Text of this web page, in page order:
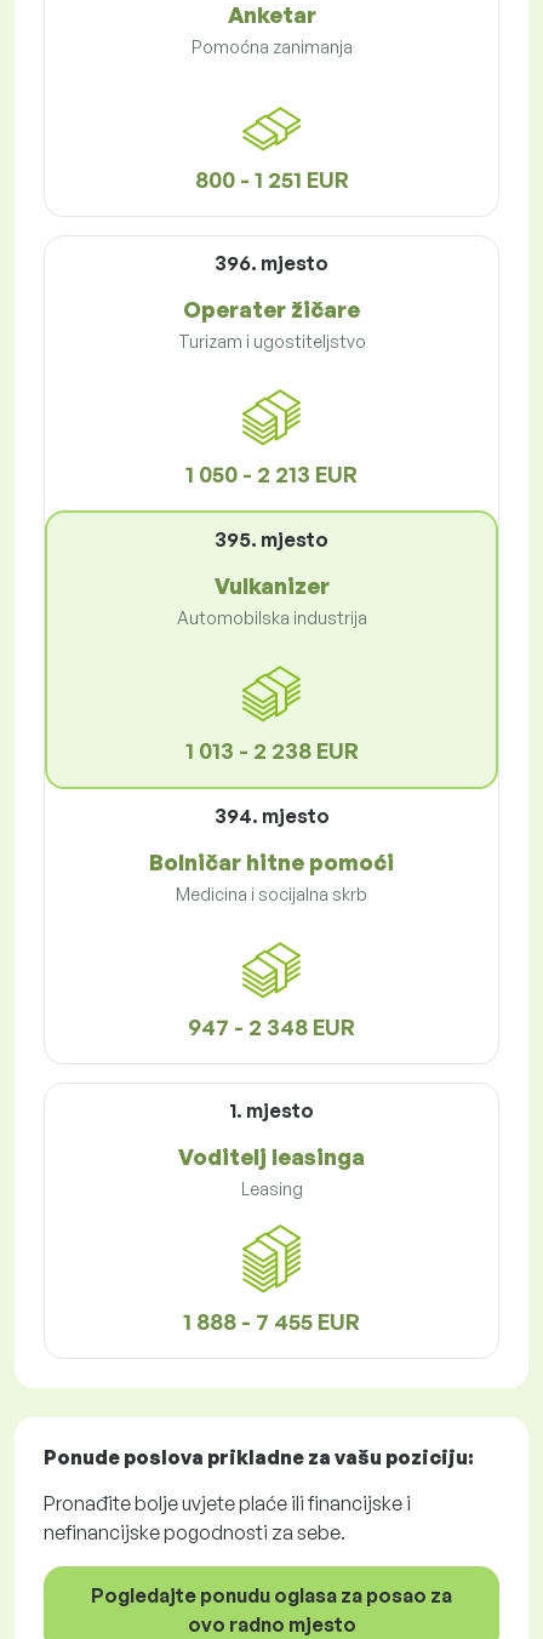
Anketar
Pomoćna zanimanja
800 - 1 251 EUR
396. mjesto
Operater žičare
Turizam i ugostiteljstvo
1 050 - 2 213 EUR
395. mjesto
Vulkanizer
Automobilska industrija
1 013 - 2 238 EUR
394. mjesto
Bolničar hitne pomoći
Medicina i socijalna skrb
947 - 2 348 EUR
1. mjesto
Voditelj leasinga
Leasing
1 888 - 7 455 EUR
Ponude poslova prikladne za vašu poziciju:
Pronađite bolje uvjete plaće ili financijske i
nefinancijske pogodnosti za sebe.
Pogledajte ponudu oglasa za posao za
ovo radno mjesto